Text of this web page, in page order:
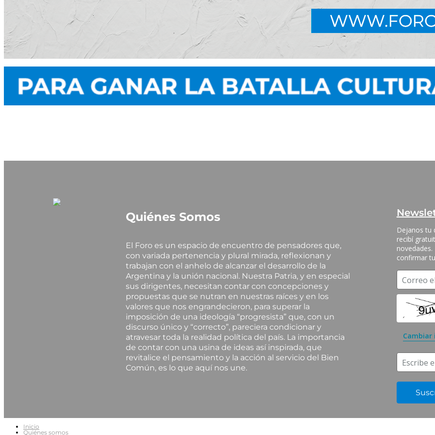
Quiénes Somos
El Foro es un espacio de encuentro de pensadores que,
con variada pertenencia y plural mirada, reflexionan y
trabajan con el anhelo de alcanzar el desarrollo de la
Argentina y la unión nacional. Nuestra Patria, y en especial
sus dirigentes, necesitan contar con concepciones y
propuestas que se nutran en nuestras raíces y en los
valores que nos engrandecieron, para superar la
imposición de una ideología “progresista” que, con un
discurso único y “correcto”, pareciera condicionar y
atravesar toda la realidad política del país. La importancia
de contar con una usina de ideas así inspirada, que
revitalice el pensamiento y la acción al servicio del Bien
Común, es lo que aquí nos une.
Dejanos tu
recibí
confirmar
Correo
Cambiar
Escribe
Inicio
Quiénes somos